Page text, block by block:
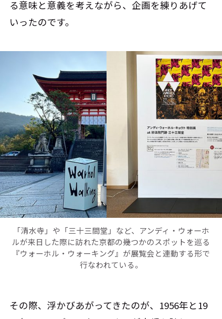
る意味と意義を考えながら、企画を練りあげて
いったのです。
「清水寺」や「三十三間堂」など、アンディ・ウォーホ
ルが来日した際に訪れた京都の幾つかのスポットを巡る
『ウォーホル・ウォーキング』が展覧会と連動する形で
行なわれている。
その際、浮かびあがってきたのが、1956年と19